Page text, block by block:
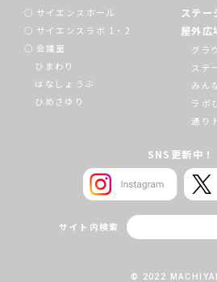
サイエンスホール
サイエンスラボ 1・2
会議室
ひまわり
はなしょうぶ
ひめさゆり
ステー
屋外広
グラ
ステ
みん
ラボ
通り
SNS更新中！
サイト内検索
© 2022